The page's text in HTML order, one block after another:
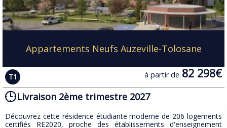
Appartements Neufs Auzeville-Tolosane
T1 à partir de 82 298€
Livraison 2ème trimestre 2027
​Découvrez cette résidence étudiante moderne de 206 logements
certifiés RE2020, proche des établissements d'enseignement